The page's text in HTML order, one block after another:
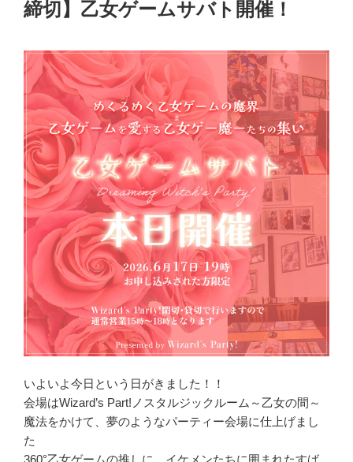
締切】乙女ゲームサバト開催！
いよいよ今日という日がきました！！
会場はWizard’s Part!ノスタルジックルーム～乙女の間～
魔法をかけて、夢のようなパーティー会場に仕上げまし
た
360°乙女ゲームの推しに、イケメンたちに囲まれたすば